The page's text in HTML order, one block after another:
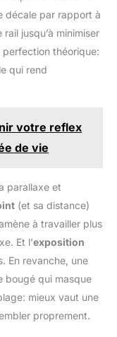
mm s'adaptent à
et de trépieds
rapide Arca
de support
effort Construction
de curseur de
en alliage
supporter jusqu'à
décale par rapport à
jusqu’à minimiser
théorique:
qui rend
votre reflex
de vie
parallaxe et
(et sa distance)
à travailler plus
Et l’exposition
En revanche, une
bougé qui masque
mieux vaut une
proprement.